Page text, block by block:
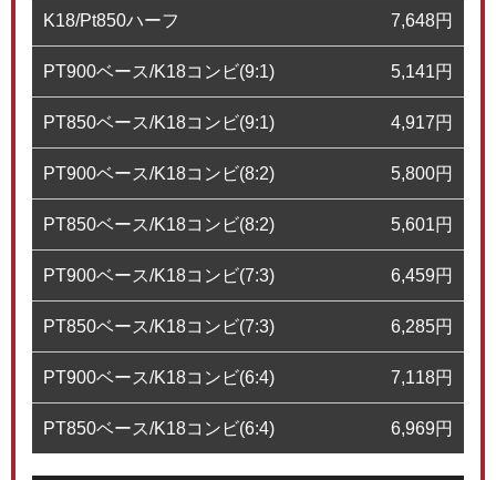
K18/Pt850ハーフ 7,648円
PT900ベース/K18コンビ(9:1) 5,141円
PT850ベース/K18コンビ(9:1) 4,917円
PT900ベース/K18コンビ(8:2) 5,800円
PT850ベース/K18コンビ(8:2) 5,601円
PT900ベース/K18コンビ(7:3) 6,459円
PT850ベース/K18コンビ(7:3) 6,285円
PT900ベース/K18コンビ(6:4) 7,118円
PT850ベース/K18コンビ(6:4) 6,969円